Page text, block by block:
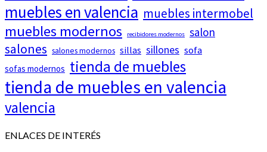
muebles en valencia muebles intermobel
muebles modernos recibidores modernos salon
salones salones modernos sillas sillones sofa
sofas modernos tienda de muebles
tienda de muebles en valencia
valencia
ENLACES DE INTERÉS